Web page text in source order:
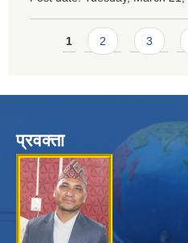
Pages
1 2 3
प्रवक्ता